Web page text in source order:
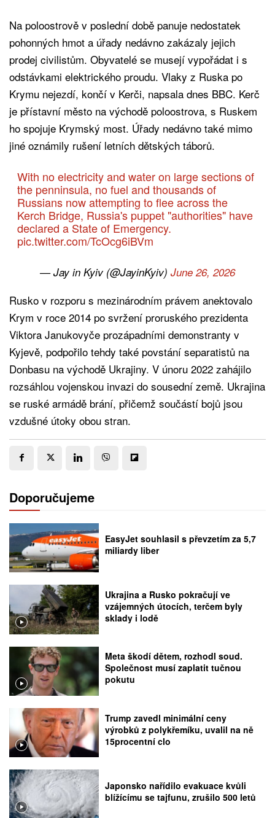
Na poloostrově v poslední době panuje nedostatek
pohonných hmot a úřady nedávno zakázaly jejich
prodej civilistům. Obyvatelé se musejí vypořádat i s
odstávkami elektrického proudu. Vlaky z Ruska po
Krymu nejezdí, končí v Kerči, napsala dnes BBC. Kerč
je přístavní město na východě poloostrova, s Ruskem
ho spojuje Krymský most. Úřady nedávno také mimo
jiné oznámily rušení letních dětských táborů.
With no electricity and water on large sections of
the penninsula, no fuel and thousands of
Russians now attempting to flee across the
Kerch Bridge, Russia's puppet "authorities" have
declared a State of Emergency.
pic.twitter.com/TcOcg6iBVm
— Jay in Kyiv (@JayinKyiv) June 26, 2026
Rusko v rozporu s mezinárodním právem anektovalo
Krym v roce 2014 po svržení proruského prezidenta
Viktora Janukovyče prozápadními demonstranty v
Kyjevě, podpořilo tehdy také povstání separatistů na
Donbasu na východě Ukrajiny. V únoru 2022 zahájilo
rozsáhlou vojenskou invazi do sousední země. Ukrajina
se ruské armádě brání, přičemž součástí bojů jsou
vzdušné útoky obou stran.
Doporučujeme
EasyJet souhlasil s převzetím za 5,7
miliardy liber
Ukrajina a Rusko pokračují ve
vzájemných útocích, terčem byly
sklady i lodě
Meta škodí dětem, rozhodl soud.
Společnost musí zaplatit tučnou
pokutu
Trump zavedl minimální ceny
výrobků z polykřemíku, uvalil na ně
15procentní clo
Japonsko nařídilo evakuace kvůli
blížícímu se tajfunu, zrušilo 500 letů